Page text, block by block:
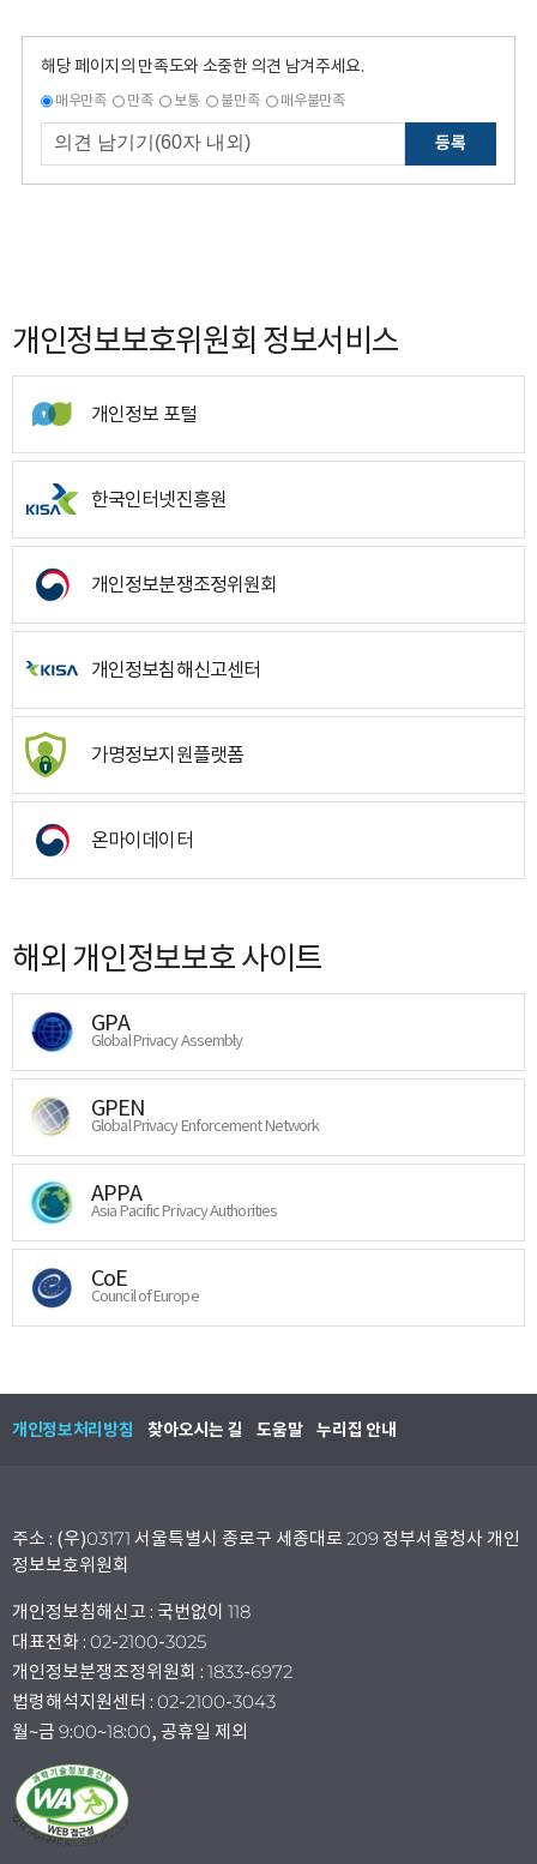
해당 페이지의 만족도와 소중한 의견 남겨주세요.
매우만족 만족 보통 불만족 매우불만족
등록
개인정보보호위원회 정보서비스
개인정보 포털
한국인터넷진흥원
개인정보분쟁조정위원회
개인정보침해신고센터
가명정보지원플랫폼
온마이데이터
해외 개인정보보호 사이트
GPA
Global Privacy Assembly
GPEN
Global Privacy Enforcement Network
APPA
Asia Pacific Privacy Authorities
CoE
Council of Europe
개인정보처리방침 찾아오시는 길 도움말 누리집 안내
주소 : (우)03171 서울특별시 종로구 세종대로 209 정부서울청사 개인
정보보호위원회
개인정보침해신고 : 국번없이 118
대표전화 : 02-2100-3025
개인정보분쟁조정위원회 : 1833-6972
법령해석지원센터 : 02-2100-3043
월~금 9:00~18:00, 공휴일 제외